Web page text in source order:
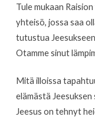
Tule mukaan
yhteisö, jossa saa
tutustua
Otamme sinut
Mitä illoissa
elämästä
Jeesus on tehnyt